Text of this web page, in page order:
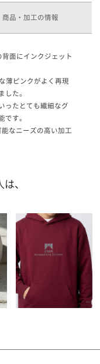
商品・加工の情報
面にインクジェット
薄ピンクがよく再現
した。
ったとても繊細なグ
です。
なニーズの高い加工
、